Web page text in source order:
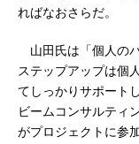
ればなおさらだ。
山田氏は「個人の
ステップアップは個
てしっかりサポート
ビームコンサルティ
がプロジェクトに参